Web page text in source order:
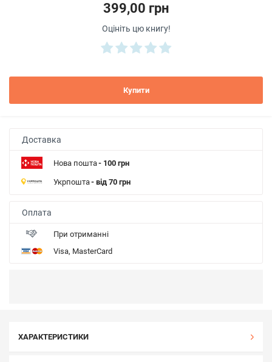
399,00 грн
Оцініть цю книгу!
Купити
Доставка
Нова пошта- 100 грн
Укрпошта- від 70 грн
Оплата
При отриманні
Visa, MasterCard
ХАРАКТЕРИСТИКИ